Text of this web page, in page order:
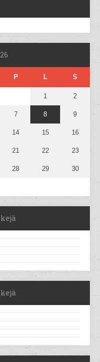
P L S
1 2
7 8 9
14 15 16
21 22 23
28 29 30